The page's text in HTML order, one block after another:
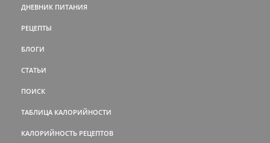
ДНЕВНИК ПИТАНИЯ
РЕЦЕПТЫ
БЛОГИ
СТАТЬИ
ПОИСК
ТАБЛИЦА КАЛОРИЙНОСТИ
КАЛОРИЙНОСТЬ РЕЦЕПТОВ